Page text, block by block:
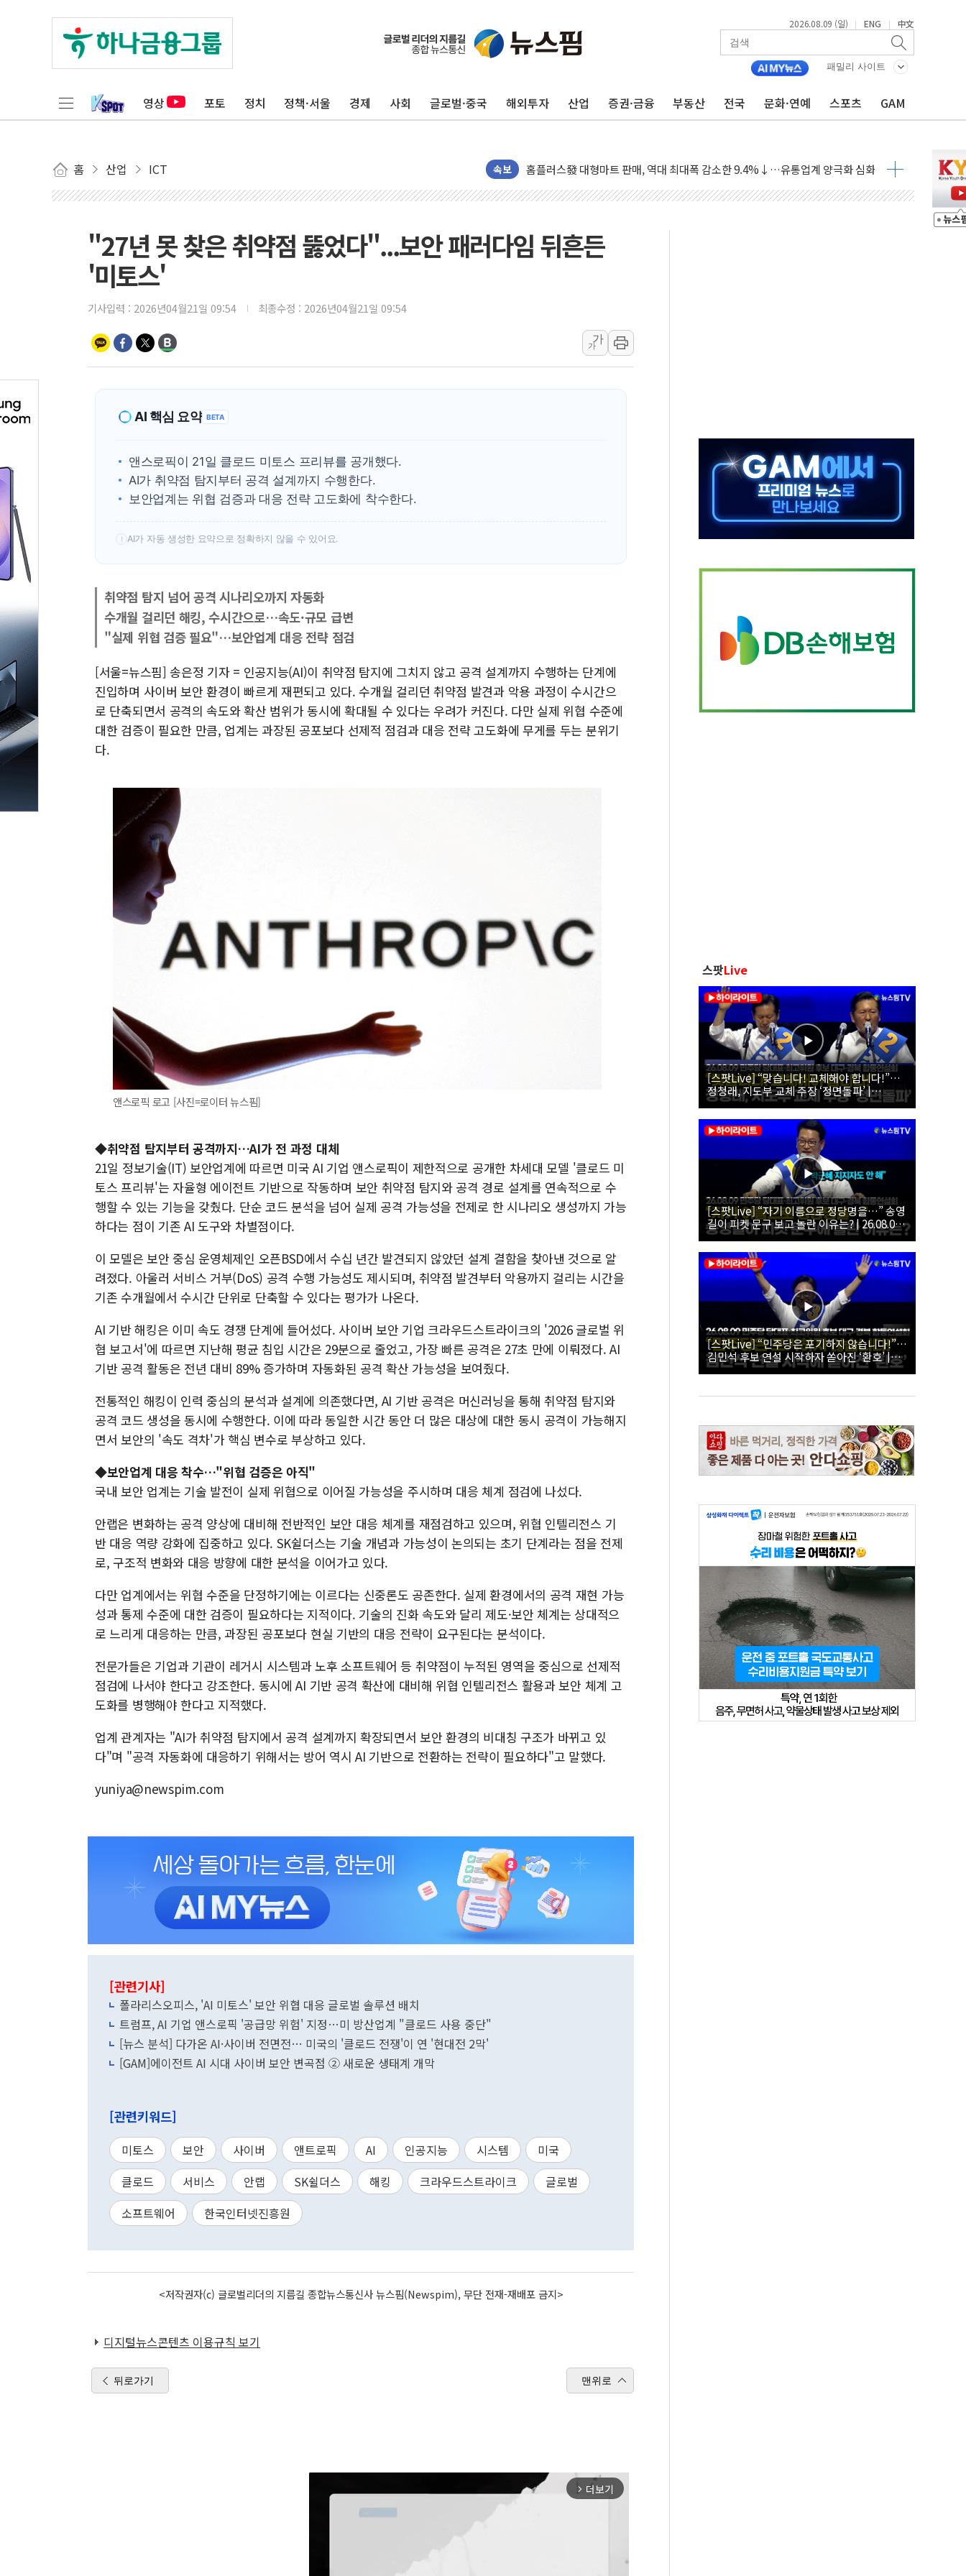
2026.08.09 (일) | ENG | 中文
패밀리 사이트
영상 포토 정치 정책·서울 경제 사회 글로벌·중국 해외투자 산업 증권·금융 부동산 전국 문화·연예 스포츠 GAM
홈 산업 ICT 속보
정재헌 CEO, SKT 장기고객 400명 맞이…"마음 잇는 시간 되길"
최태원, 노소영에 9440억 지급 확정되나…재상고 앞두고 막판 셈법
인천시 광복절 현수막 '태극기 거꾸로' 논란…이틀만에 철거
병무청, 보충역 전면 손질… 예술·체육요원 최대 33% 감축
윤준병·이해민 의원, '정부 특사'로 콜롬비아 대통령 취임식 참석
'호우·산사태 주의보' 울진 시간당 30mm 강한 비...호우 피해 없어
풀무원재단, '국제과학연극제 2026'서 어린이 과학연극 2편 수상
현대그린푸드 '텍사스로드하우스' 잠실점, 직장인 핫플레이스로 부상
삼성전자, 美국립연구소와 영하 30도 극저온 난방기술 개발한다
[인사] 국무조정실·국무총리비서실
장동혁, 李 대통령에 "결혼 페널티 만든 건 이 정권…신생아 특례 대출까지 줄여"
"27년 못 찾은 취약점 뚫었다"...보안 패러다임 뒤흔든
'미토스'
기사입력 : 2026년04월21일 09:54 최종수정 : 2026년04월21일 09:54
가
가
AI 핵심 요약 BETA
앤스로픽이 21일 클로드 미토스 프리뷰를 공개했다.
AI가 취약점 탐지부터 공격 설계까지 수행한다.
보안업계는 위협 검증과 대응 전략 고도화에 착수한다.
! AI가 자동 생성한 요약으로 정확하지 않을 수 있어요.
취약점 탐지 넘어 공격 시나리오까지 자동화
수개월 걸리던 해킹, 수시간으로…속도·규모 급변
"실제 위협 검증 필요"…보안업계 대응 전략 점검
[서울=뉴스핌] 송은정 기자 = 인공지능(AI)이 취약점 탐지에 그치지 않고 공격 설계까지 수행하는 단계에
진입하며 사이버 보안 환경이 빠르게 재편되고 있다. 수개월 걸리던 취약점 발견과 악용 과정이 수시간으
로 단축되면서 공격의 속도와 확산 범위가 동시에 확대될 수 있다는 우려가 커진다. 다만 실제 위협 수준에
대한 검증이 필요한 만큼, 업계는 과장된 공포보다 선제적 점검과 대응 전략 고도화에 무게를 두는 분위기
다.
앤스로픽 로고 [사진=로이터 뉴스핌]
◆취약점 탐지부터 공격까지…AI가 전 과정 대체
21일 정보기술(IT) 보안업계에 따르면 미국 AI 기업 앤스로픽이 제한적으로 공개한 차세대 모델 '클로드 미
토스 프리뷰'는 자율형 에이전트 기반으로 작동하며 보안 취약점 탐지와 공격 경로 설계를 연속적으로 수
행할 수 있는 기능을 갖췄다. 단순 코드 분석을 넘어 실제 공격 가능성을 전제로 한 시나리오 생성까지 가능
하다는 점이 기존 AI 도구와 차별점이다.
이 모델은 보안 중심 운영체제인 오픈BSD에서 수십 년간 발견되지 않았던 설계 결함을 찾아낸 것으로 알
려졌다. 아울러 서비스 거부(DoS) 공격 수행 가능성도 제시되며, 취약점 발견부터 악용까지 걸리는 시간을
기존 수개월에서 수시간 단위로 단축할 수 있다는 평가가 나온다.
AI 기반 해킹은 이미 속도 경쟁 단계에 들어섰다. 사이버 보안 기업 크라우드스트라이크의 '2026 글로벌 위
협 보고서'에 따르면 지난해 평균 침입 시간은 29분으로 줄었고, 가장 빠른 공격은 27초 만에 이뤄졌다. AI
기반 공격 활동은 전년 대비 89% 증가하며 자동화된 공격 확산 가능성을 보여줬다.
전통적인 해킹이 인력 중심의 분석과 설계에 의존했다면, AI 기반 공격은 머신러닝을 통해 취약점 탐지와
공격 코드 생성을 동시에 수행한다. 이에 따라 동일한 시간 동안 더 많은 대상에 대한 동시 공격이 가능해지
면서 보안의 '속도 격차'가 핵심 변수로 부상하고 있다.
◆보안업계 대응 착수…"위협 검증은 아직"
국내 보안 업계는 기술 발전이 실제 위협으로 이어질 가능성을 주시하며 대응 체계 점검에 나섰다.
안랩은 변화하는 공격 양상에 대비해 전반적인 보안 대응 체계를 재점검하고 있으며, 위협 인텔리전스 기
반 대응 역량 강화에 집중하고 있다. SK쉴더스는 기술 개념과 가능성이 논의되는 초기 단계라는 점을 전제
로, 구조적 변화와 대응 방향에 대한 분석을 이어가고 있다.
다만 업계에서는 위협 수준을 단정하기에는 이르다는 신중론도 공존한다. 실제 환경에서의 공격 재현 가능
성과 통제 수준에 대한 검증이 필요하다는 지적이다. 기술의 진화 속도와 달리 제도·보안 체계는 상대적으
로 느리게 대응하는 만큼, 과장된 공포보다 현실 기반의 대응 전략이 요구된다는 분석이다.
전문가들은 기업과 기관이 레거시 시스템과 노후 소프트웨어 등 취약점이 누적된 영역을 중심으로 선제적
점검에 나서야 한다고 강조한다. 동시에 AI 기반 공격 확산에 대비해 위협 인텔리전스 활용과 보안 체계 고
도화를 병행해야 한다고 지적했다.
업계 관계자는 "AI가 취약점 탐지에서 공격 설계까지 확장되면서 보안 환경의 비대칭 구조가 바뀌고 있
다"며 "공격 자동화에 대응하기 위해서는 방어 역시 AI 기반으로 전환하는 전략이 필요하다"고 말했다.
yuniya@newspim.com
[관련기사]
폴라리스오피스, 'AI 미토스' 보안 위협 대응 글로벌 솔루션 배치
트럼프, AI 기업 앤스로픽 '공급망 위험' 지정…미 방산업계 "클로드 사용 중단"
[뉴스 분석] 다가온 AI·사이버 전면전… 미국의 '클로드 전쟁'이 연 '현대전 2막'
[GAM]에이전트 AI 시대 사이버 보안 변곡점 ② 새로운 생태계 개막
[관련키워드]
미토스 보안 사이버 앤트로픽 AI 인공지능 시스템
미국
클로드
서비스 안랩 SK쉴더스 해킹 크라우드스트라이크
글로벌
소프트웨어
한국인터넷진흥원
<저작권자(c) 글로벌리더의 지름길 종합뉴스통신사 뉴스핌(Newspim), 무단 전재-재배포 금지>
디지털뉴스콘텐츠 이용규칙 보기
뒤로가기 맨위로
arrow_forward_ios 더보기
스팟Live
[스팟Live] “맞습니다! 교체해야 합니다!”…
정청래, 지도부 교체 주장 ‘정면돌파’ |
26.08.09 더불어민주당 당대표·최고위원 후
보 대구·경북 합동연설회
[스팟Live] “자기 이름으로 정당명을…” 송영
길이 피켓 문구 보고 놀란 이유는? | 26.08.09
더불어민주당 당대표·최고위원 후보 대구·경
북 합동연설회
[스팟Live] “민주당은 포기하지 않습니다!”…
김민석 후보 연설 시작하자 쏟아진 ‘환호’ |
26.08.09 더불어민주당 당대표·최고위원 후